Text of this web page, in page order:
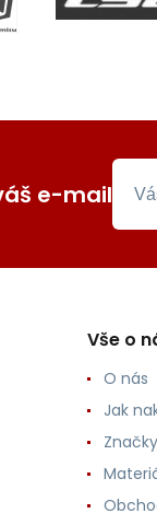
e-mail
Vše o
O nás
Jak